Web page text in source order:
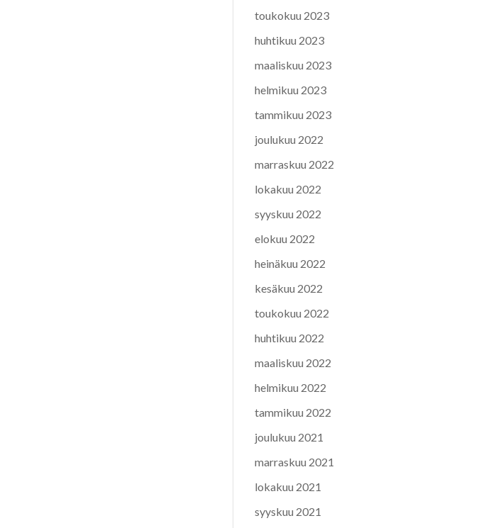
toukokuu 2023
huhtikuu 2023
maaliskuu 2023
helmikuu 2023
tammikuu 2023
joulukuu 2022
marraskuu 2022
lokakuu 2022
syyskuu 2022
elokuu 2022
heinäkuu 2022
kesäkuu 2022
toukokuu 2022
huhtikuu 2022
maaliskuu 2022
helmikuu 2022
tammikuu 2022
joulukuu 2021
marraskuu 2021
lokakuu 2021
syyskuu 2021